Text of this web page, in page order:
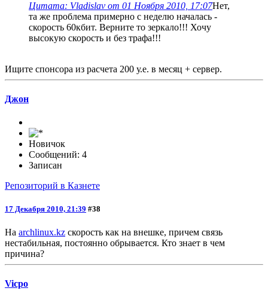
Цитата: Vladislav от 01 Ноября 2010, 17:07Нет,
та же проблема примерно с неделю началась -
скорость 60кбит. Верните то зеркало!!! Хочу
высокую скорость и без трафа!!!
Ищите спонсора из расчета 200 у.е. в месяц + сервер.
Джон
Новичок
Сообщений: 4
Записан
Репозиторий в Казнете
17 Декабря 2010, 21:39 #38
На archlinux.kz скорость как на внешке, причем связь
нестабильная, постоянно обрывается. Кто знает в чем
причина?
Vicpo